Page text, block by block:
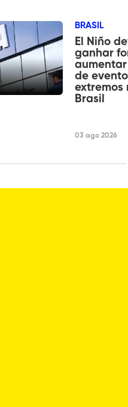
BRASIL
El Niño
ganhar
de
extremos
Brasil
03 ago 2026